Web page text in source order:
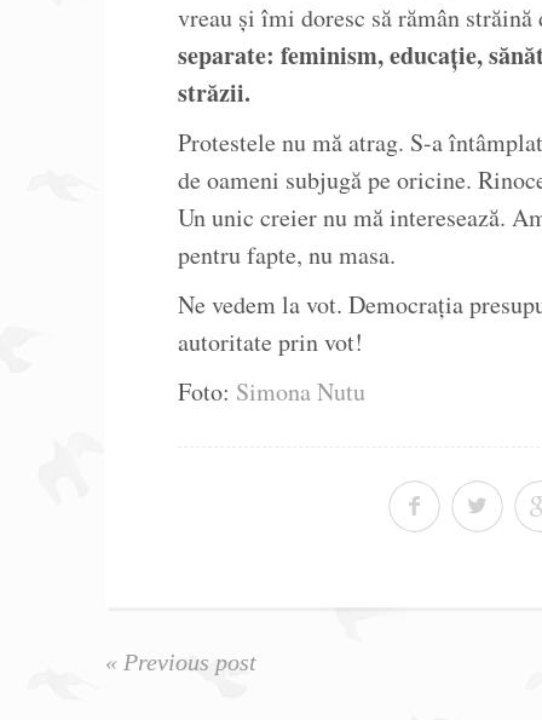
vreau și îmi doresc să rămân
separate: feminism, educație,
străzii.
Protestele nu mă atrag. S-a
de oameni subjugă pe oricine.
Un unic creier nu mă interesează.
pentru fapte, nu masa.
Ne vedem la vot. Democrația
autoritate prin vot!
Foto: Simona Nutu
« Previous post